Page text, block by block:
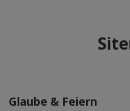
Glaube & Feiern